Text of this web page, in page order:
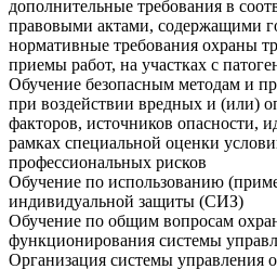
дополнительные требования в
правовыми актами, содержащими
нормативные требования охраны
приемы работ, на участках с
Обучение безопасным методам и
при воздействии вредных и (или)
факторов, источников опасности,
рамках специальной оценки
профессиональных рисков
Обучение по использованию
индивидуальной защиты (СИЗ)
Обучение по общим вопросам
функционирования системы
Организация системы управления